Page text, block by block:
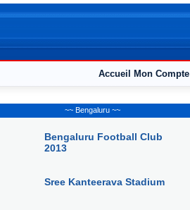
Accueil Mon Compte
~~ Bengaluru ~~
Bengaluru Football Club
2013
Sree Kanteerava Stadium